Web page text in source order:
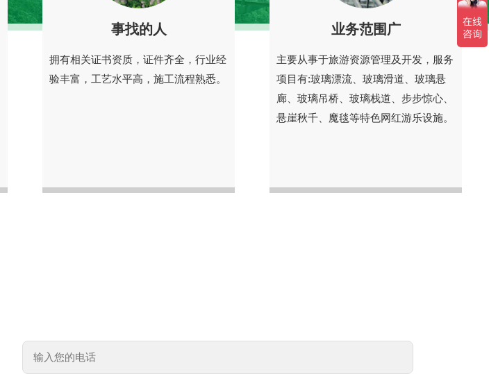
事找的人
拥有相关证书资质，证件齐全，行业经
验丰富，工艺水平高，施工流程熟悉。
业务范围广
主要从事于旅游资源管理及开发，服务
项目有:玻璃漂流、玻璃滑道、玻璃悬
廊、玻璃吊桥、玻璃栈道、步步惊心、
悬崖秋千、魔毯等特色网红游乐设施。